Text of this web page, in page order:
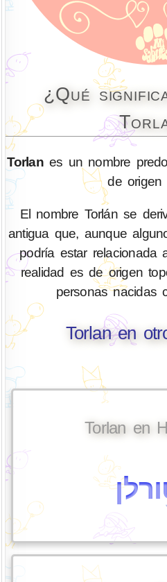
¿Qué
Torlanes un nombre
de origen
El nombre Torlán se
antigua que, aunque
podría estar relacionada
realidad es de origen
personas nacidas
Torlan en
Torlan en